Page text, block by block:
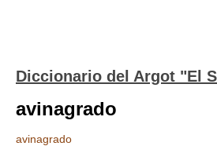
Diccionario del Argot "El
avinagrado
avinagrado